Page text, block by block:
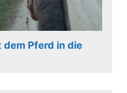
dem Pferd in die